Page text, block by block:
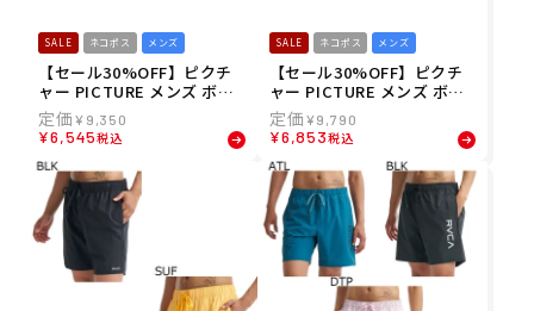
SALE ネコポス メンズ
【セール30%OFF】ピクチ
ャー PICTURE メンズ ボー
ドショーツ トランクス PIAU
15 BRDS MBS0076 26SP
¥ 9,350
¥6,545税込
SALE ネコポス メンズ
【セール30%OFF】ピクチ
ャー PICTURE メンズ ボー
ドショーツ トランクス PIAU
15 PRINTED BRDS MBS007
5 26SP
¥9,790
¥6,853税込